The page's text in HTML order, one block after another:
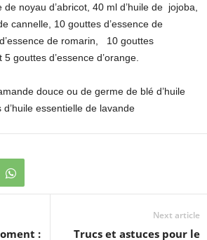
de noyau d’abricot, 40 ml d’huile de jojoba,
cannelle, 10 gouttes d’essence de
de romarin, 10 gouttes
gouttes d’essence d’orange.
douce ou de germe de blé d’huile
d’huile essentielle de lavande
:
Next article
Trucs et astuces pour le